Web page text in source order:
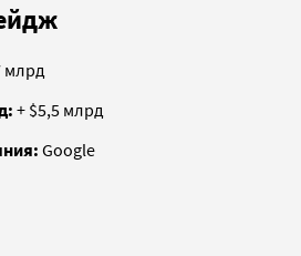
млрд
+ $5,5 млрд
Google